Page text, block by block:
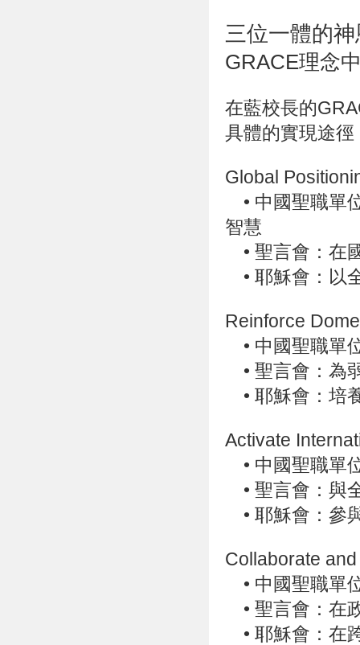
三位一體的
GRACE理念
在藍校長的
具體的實現途徑
Global
• 中國聖職單
智慧
• 聖言會：在
• 耶穌會：以
Reinforce
• 中國聖職單
• 聖言會：為
• 耶穌會：培
Activate
• 中國聖職單
• 聖言會：與
• 耶穌會：參
Collaborate
• 中國聖職單
• 聖言會：在
• 耶穌會：在